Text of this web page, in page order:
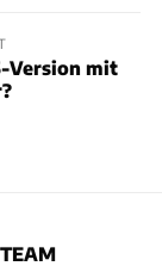
Version mit